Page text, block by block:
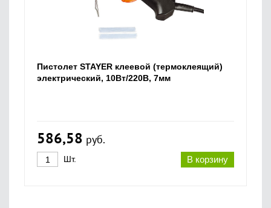
Пистолет STAYER клеевой (термоклеящий)
электрический, 10Вт/220В, 7мм
586,58 руб.
В корзину
Шт.